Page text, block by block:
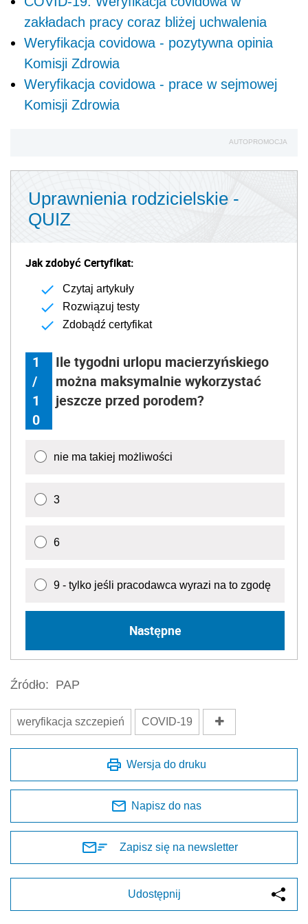
zakładach pracy coraz bliżej uchwalenia
Weryfikacja covidowa - pozytywna opinia
Komisji Zdrowia
Weryfikacja covidowa - prace w sejmowej
Komisji Zdrowia
AUTOPROMOCJA
Uprawnienia rodzicielskie -
QUIZ
Jak zdobyć Certyfikat:
Czytaj artykuły
Rozwiązuj testy
Zdobądź certyfikat
1
/
1
0
Ile tygodni urlopu macierzyńskiego
można maksymalnie wykorzystać
jeszcze przed porodem?
nie ma takiej możliwości
3
6
9 - tylko jeśli pracodawca wyrazi na to zgodę
Następne
Źródło: PAP
weryfikacja szczepień COVID-19
Wersja do druku
Napisz do nas
Zapisz się na newsletter
Udostępnij